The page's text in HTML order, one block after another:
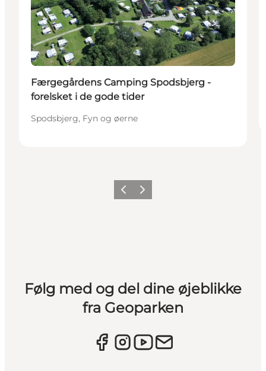
Færgegårdens Camping Spodsbjerg -
forelsket i de gode tider
Spodsbjerg, Fyn og øerne
ForrigeNæste
Følg med og del dine øjeblikke
fra Geoparken